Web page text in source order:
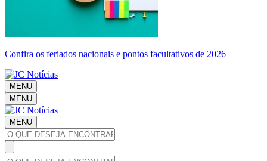
Confira os feriados nacionais e pontos facultativos de 2026
MENU
MENU
MENU